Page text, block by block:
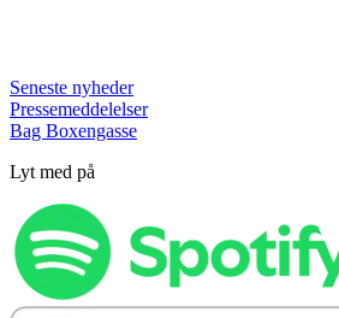
Seneste nyheder
Pressemeddelelser
Bag Boxengasse
Lyt med på